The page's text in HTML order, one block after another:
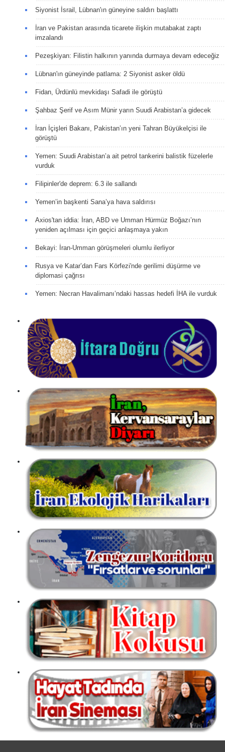
Siyonist İsrail, Lübnan'ın güneyine saldırı başlattı
İran ve Pakistan arasında ticarete ilişkin mutabakat zaptı
imzalandı
Pezeşkiyan: Filistin halkının yanında durmaya devam edeceğiz
Lübnan'ın güneyinde patlama: 2 Siyonist asker öldü
Fidan, Ürdünlü mevkidaşı Safadi ile görüştü
Şahbaz Şerif ve Asım Münir yarın Suudi Arabistan’a gidecek
İran İçişleri Bakanı, Pakistan’ın yeni Tahran Büyükelçisi ile
görüştü
Yemen: Suudi Arabistan’a ait petrol tankerini balistik füzelerle
vurduk
Filipinler'de deprem: 6.3 ile sallandı
Yemen’in başkenti Sana’ya hava saldırısı
Axios'tan iddia: İran, ABD ve Umman Hürmüz Boğazı’nın
yeniden açılması için geçici anlaşmaya yakın
Bekayi: İran-Umman görüşmeleri olumlu ilerliyor
Rusya ve Katar’dan Fars Körfezi'nde gerilimi düşürme ve
diplomasi çağrısı
Yemen: Necran Havalimanı’ndaki hassas hedefi İHA ile vurduk